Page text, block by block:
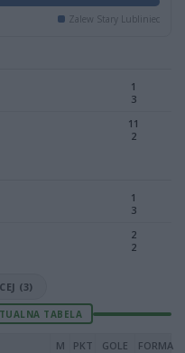
Zalew Stary Lubliniec
1
3
11
2
1
3
2
2
(3)
TABELA
M PKT GOLE FORMA